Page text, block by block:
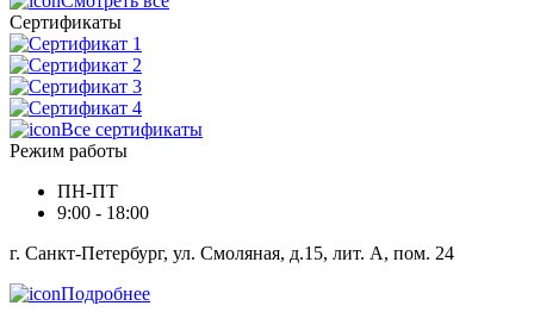
Сертификаты
Все сертификаты
Режим работы
ПН-ПТ
9:00 - 18:00
г. Санкт-Петербург, ул. Смоляная, д.15, лит. А, пом. 24
Подробнее